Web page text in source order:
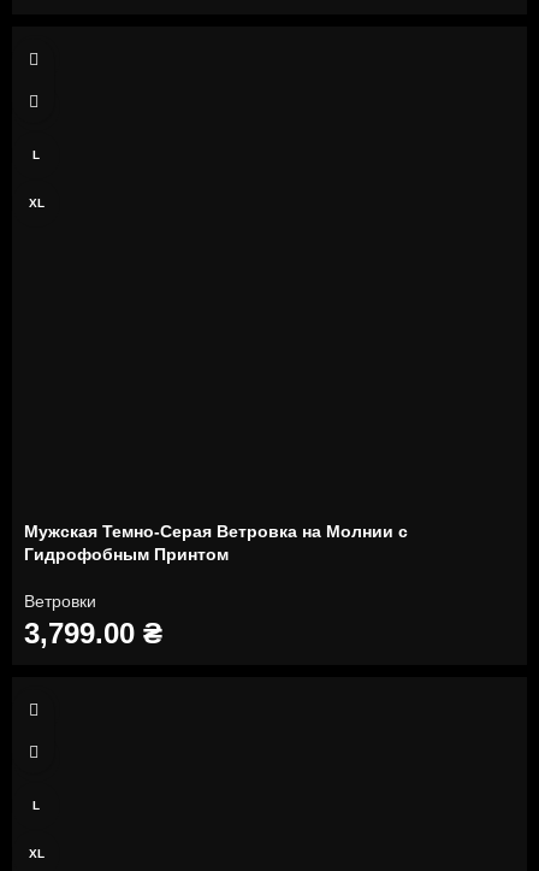
S
M
L
XL
Мужская Темно-Серая Ветровка на Молнии с
Гидрофобным Принтом
Ветровки
3,799.00 ₴
S
M
L
XL